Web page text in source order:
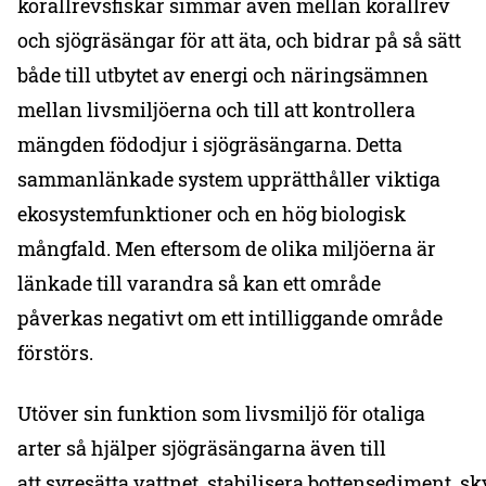
korallrevsfiskar simmar även mellan korallrev
och sjögräsängar för att äta, och bidrar på så sätt
både till utbytet av energi och näringsämnen
mellan livsmiljöerna och till att kontrollera
mängden födodjur i sjögräsängarna. Detta
sammanlänkade system upprätthåller viktiga
ekosystemfunktioner och en hög biologisk
mångfald. Men eftersom de olika miljöerna är
länkade till varandra så kan ett område
påverkas negativt om ett intilliggande område
förstörs.
Utöver sin funktion som livsmiljö för otaliga
arter så hjälper sjögräsängarna även till